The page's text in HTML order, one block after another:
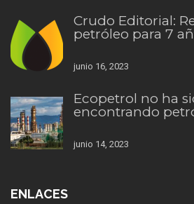
Crudo Editorial:
petróleo para 7
junio 16, 2023
Ecopetrol no ha
encontrando
junio 14, 2023
ENLACES